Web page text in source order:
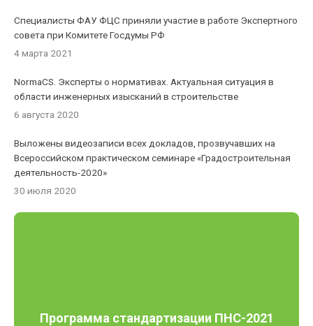
Специалисты ФАУ ФЦС приняли участие в работе Экспертного
совета при Комитете Госдумы РФ
4 марта 2021
NormaCS. Эксперты о нормативах. Актуальная ситуация в
области инженерных изысканий в строительстве
6 августа 2020
Выложены видеозаписи всех докладов, прозвучавших на
Всероссийском практическом семинаре «Градостроительная
деятельность-2020»
30 июля 2020
Программа стандартизации ПНС-2021